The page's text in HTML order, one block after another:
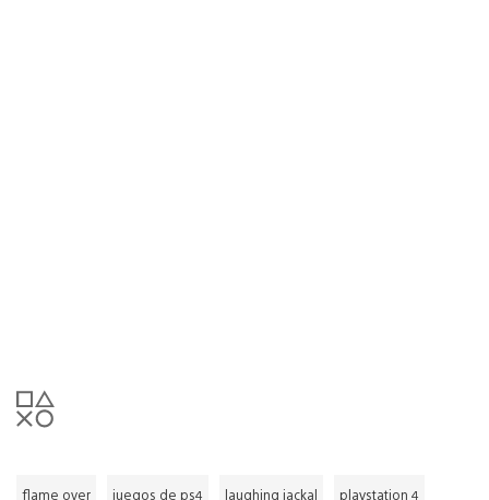
flame over juegos de ps4 laughing jackal playstation 4